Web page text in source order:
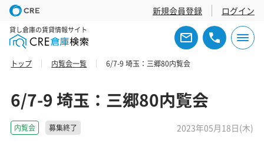
新規会員登録 ログイン
貸し倉庫の賃貸情報サイト
トップ 内覧会一覧 6/7-9 埼玉：三郷80内覧会
6/7-9 埼玉：三郷80内覧会
内覧会 募集終了 2023年05月18日(木)